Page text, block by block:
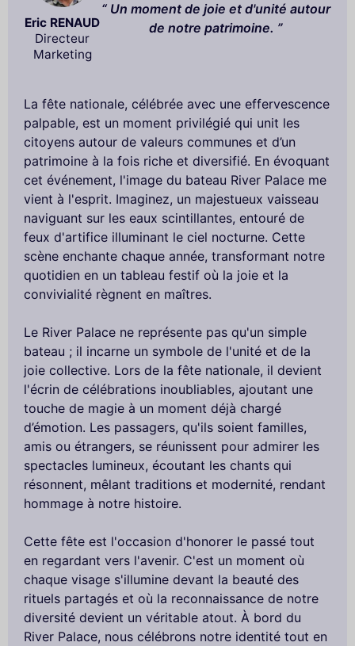
Eric RENAUD
Directeur
Marketing
Un moment de joie et d'unité autour
de notre patrimoine.
La fête nationale, célébrée avec une effervescence
palpable, est un moment privilégié qui unit les
citoyens autour de valeurs communes et d’un
patrimoine à la fois riche et diversifié. En évoquant
cet événement, l'image du bateau River Palace me
vient à l'esprit. Imaginez, un majestueux vaisseau
naviguant sur les eaux scintillantes, entouré de
feux d'artifice illuminant le ciel nocturne. Cette
scène enchante chaque année, transformant notre
quotidien en un tableau festif où la joie et la
convivialité règnent en maîtres.
Le River Palace ne représente pas qu'un simple
bateau ; il incarne un symbole de l'unité et de la
joie collective. Lors de la fête nationale, il devient
l'écrin de célébrations inoubliables, ajoutant une
touche de magie à un moment déjà chargé
d’émotion. Les passagers, qu'ils soient familles,
amis ou étrangers, se réunissent pour admirer les
spectacles lumineux, écoutant les chants qui
résonnent, mêlant traditions et modernité, rendant
hommage à notre histoire.
Cette fête est l'occasion d'honorer le passé tout
en regardant vers l'avenir. C'est un moment où
chaque visage s'illumine devant la beauté des
rituels partagés et où la reconnaissance de notre
diversité devient un véritable atout. À bord du
River Palace, nous célébrons notre identité tout en